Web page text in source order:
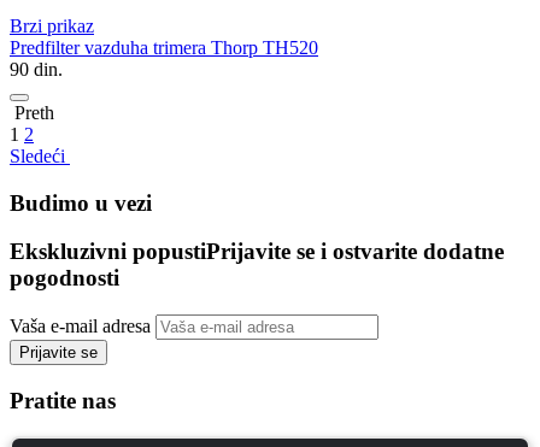
Brzi prikaz
Predfilter vazduha trimera Thorp TH520
90 din.
Preth
1 2
Sledeći
Budimo u vezi
Ekskluzivni popustiPrijavite se i ostvarite dodatne
pogodnosti
Vaša e-mail adresa
Prijavite se
Pratite nas